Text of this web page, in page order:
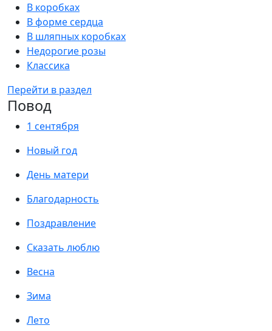
В коробках
В форме сердца
В шляпных коробках
Недорогие розы
Классика
Перейти в раздел
Повод
1 сентября
Новый год
День матери
Благодарность
Поздравление
Сказать люблю
Весна
Зима
Лето